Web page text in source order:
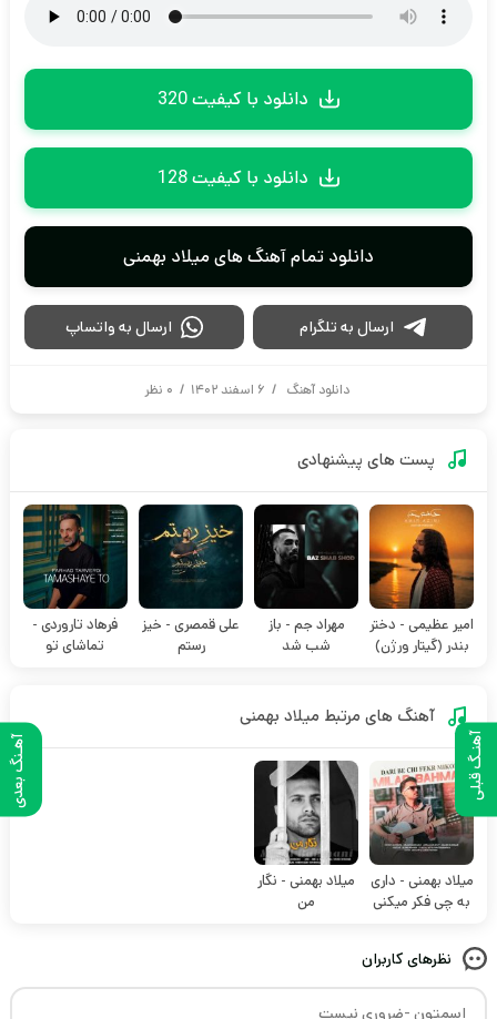
دانلود با کیفیت 320
دانلود با کیفیت 128
دانلود تمام آهنگ های میلاد بهمنی
ارسال به تلگرام ارسال به واتساپ
دانلود آهنگ / ۶ اسفند ۱۴۰۲ / ۰ نظر
آهنـگ قبلی آهـنگ بعدی
پست های پیشنهادی
امیر عظیمی - دختر
بندر (گیتار ورژن)
مهراد جم - باز
شب شد
علی قمصری - خیز
رستم
فرهاد تاروردی -
تماشای تو
آهنگ های مرتبط میلاد بهمنی
میلاد بهمنی - داری
به چی فکر میکنی
میلاد بهمنی - نگار
من
نظرهای کاربران